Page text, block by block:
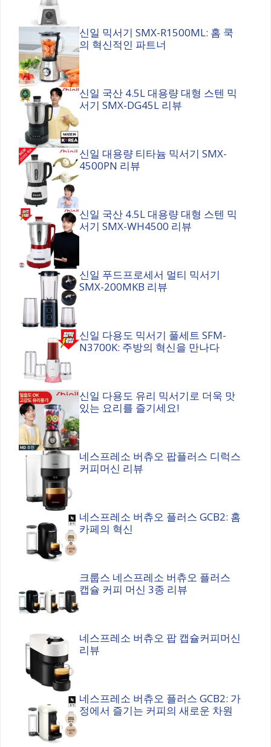
신일 믹서기 SMX-R1500ML: 홈 쿡
의 혁신적인 파트너
신일 국산 4.5L 대용량 대형 스텐 믹
서기 SMX-DG45L 리뷰
신일 대용량 티타늄 믹서기 SMX-
4500PN 리뷰
신일 국산 4.5L 대용량 대형 스텐 믹
서기 SMX-WH4500 리뷰
신일 푸드프로세서 멀티 믹서기
SMX-200MKB 리뷰
신일 다용도 믹서기 풀세트 SFM-
N3700K: 주방의 혁신을 만나다
신일 다용도 유리 믹서기로 더욱 맛
있는 요리를 즐기세요!
네스프레소 버츄오 팝플러스 디럭스
커피머신 리뷰
네스프레소 버츄오 플러스 GCB2: 홈
카페의 혁신
크룹스 네스프레소 버츄오 플러스
캡슐 커피 머신 3종 리뷰
네스프레소 버츄오 팝 캡슐커피머신
리뷰
네스프레소 버츄오 플러스 GCB2: 가
정에서 즐기는 커피의 새로운 차원